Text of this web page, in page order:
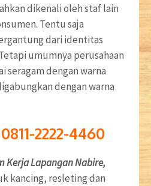
dikenali oleh staf lain
Tentu saja
dari identitas
umumnya perusahaan
seragam dengan warna
dengan warna
2222-4460
Kerja Lapangan Nabire,
kancing, resleting dan